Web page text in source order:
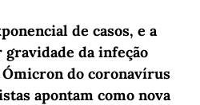
de casos, e a
da infeção
do coronavírus
apontam como nova